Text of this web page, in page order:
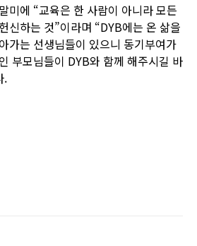
미에 “교육은 한 사람이 아니라 모든
신하는 것”이라며 “DYB에는 온 삶을
가는 선생님들이 있으니 동기부여가
부모님들이 DYB와 함께 해주시길 바
.